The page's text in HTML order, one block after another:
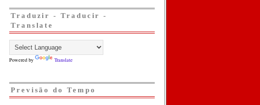
Traduzir - Traducir -
Translate
Powered by Translate
Previsão do Tempo